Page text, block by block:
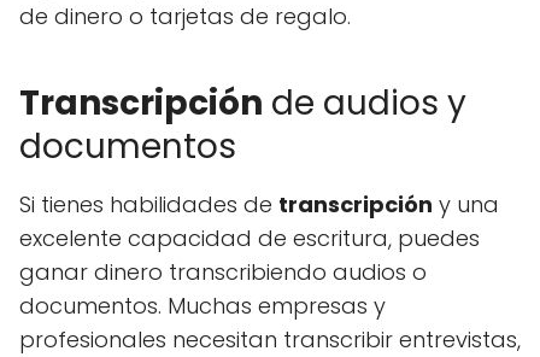
de dinero o tarjetas de regalo.
Transcripción de audios y
documentos
Si tienes habilidades de transcripción y una
excelente capacidad de escritura, puedes
ganar dinero transcribiendo audios o
documentos. Muchas empresas y
profesionales necesitan transcribir entrevistas,